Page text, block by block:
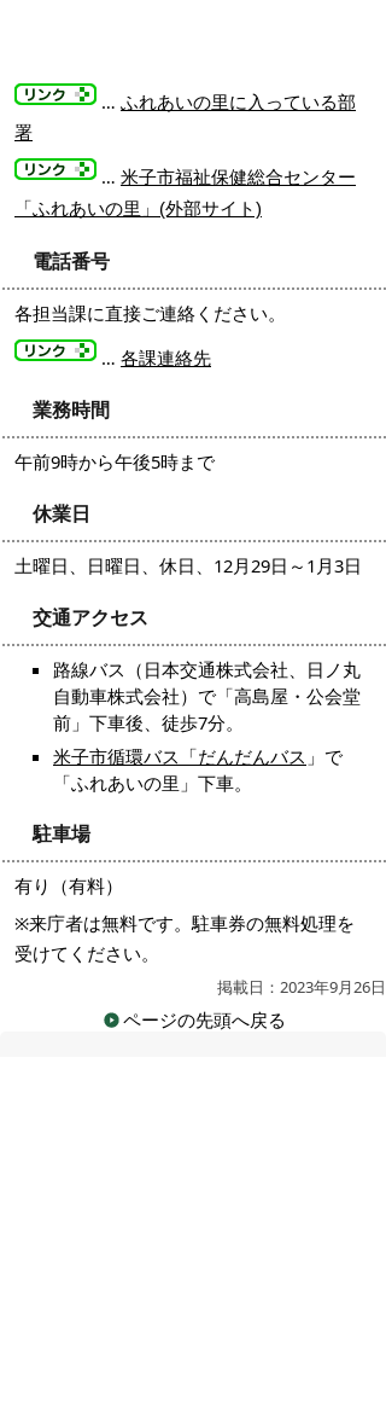
… ふれあいの里に入っている部
署
… 米子市福祉保健総合センター
「ふれあいの里」(外部サイト)
電話番号
各担当課に直接ご連絡ください。
… 各課連絡先
業務時間
午前9時から午後5時まで
休業日
土曜日、日曜日、休日、12月29日～1月3日
交通アクセス
路線バス（日本交通株式会社、日ノ丸
自動車株式会社）で「高島屋・公会堂
前」下車後、徒歩7分。
米子市循環バス「だんだんバス 」で
「ふれあいの里」下車。
駐車場
有り（有料）
※来庁者は無料です。駐車券の無料処理を
受けてください。
掲載日：2023年9月26日
ページの先頭へ戻る